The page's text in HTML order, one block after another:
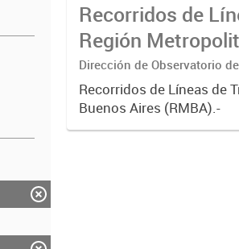
Recorridos de
Región
(RMBA)
Dirección de Observatorio
Recorridos de Líneas de
Buenos Aires (RMBA).-